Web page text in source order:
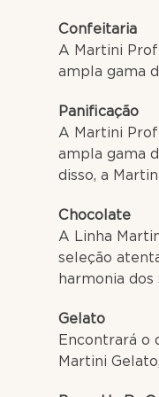
Confeitaria
A Martini
ampla gama
Panificação
A Martini
ampla gama
disso, a
Chocolate
A Linha
seleção
harmonia dos
Encontrará o
Martini